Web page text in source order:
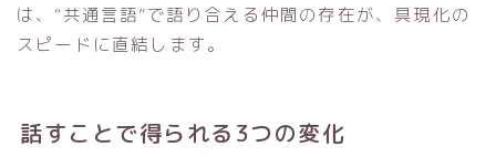
は、“共通言語”で語り合える仲間の存在が、具現化の
スピードに直結します。
話すことで得られる3つの変化